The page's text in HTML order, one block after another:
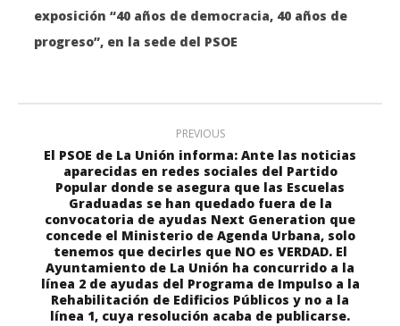
exposición “40 años de democracia, 40 años de
progreso”, en la sede del PSOE
PREVIOUS
El PSOE de La Unión informa: Ante las noticias
aparecidas en redes sociales del Partido
Popular donde se asegura que las Escuelas
Graduadas se han quedado fuera de la
convocatoria de ayudas Next Generation que
concede el Ministerio de Agenda Urbana, solo
tenemos que decirles que NO es VERDAD. El
Ayuntamiento de La Unión ha concurrido a la
línea 2 de ayudas del Programa de Impulso a la
Rehabilitación de Edificios Públicos y no a la
línea 1, cuya resolución acaba de publicarse.